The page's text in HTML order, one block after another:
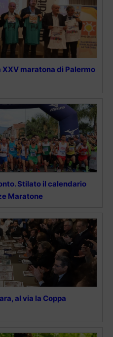
maratona di Palermo
Stilato il calendario
Maratone
al via la Coppa